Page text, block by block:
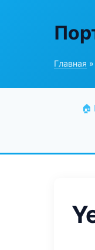
Главная »
🏠